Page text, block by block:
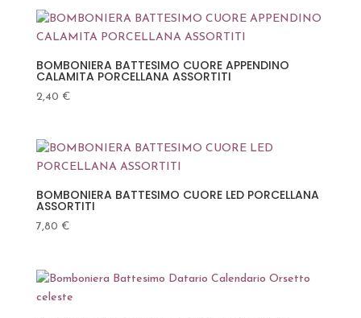
BOMBONIERA BATTESIMO CUORE APPENDINO
CALAMITA PORCELLANA ASSORTITI
2,40 €
BOMBONIERA BATTESIMO CUORE LED PORCELLANA
ASSORTITI
7,80 €